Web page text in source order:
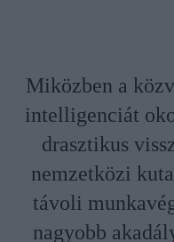
Miközben a
intelligenciát
drasztikus
nemzetközi
távoli
nagyobb